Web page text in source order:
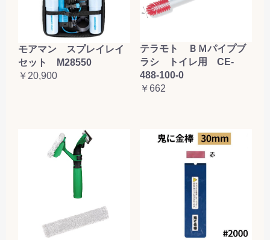
モアマン スプレイレイ
セット M28550
￥20,900
テラモト ＢＭパイプブ
ラシ トイレ用 CE-
488-100-0
￥662